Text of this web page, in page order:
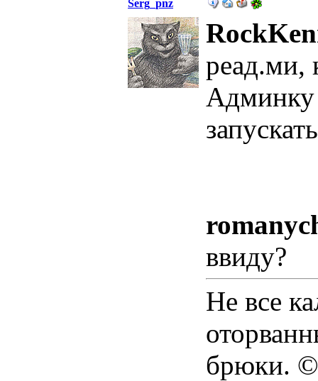
Serg_pnz
реад.ми,
Админку
ввиду?
Не все
брюки. ©